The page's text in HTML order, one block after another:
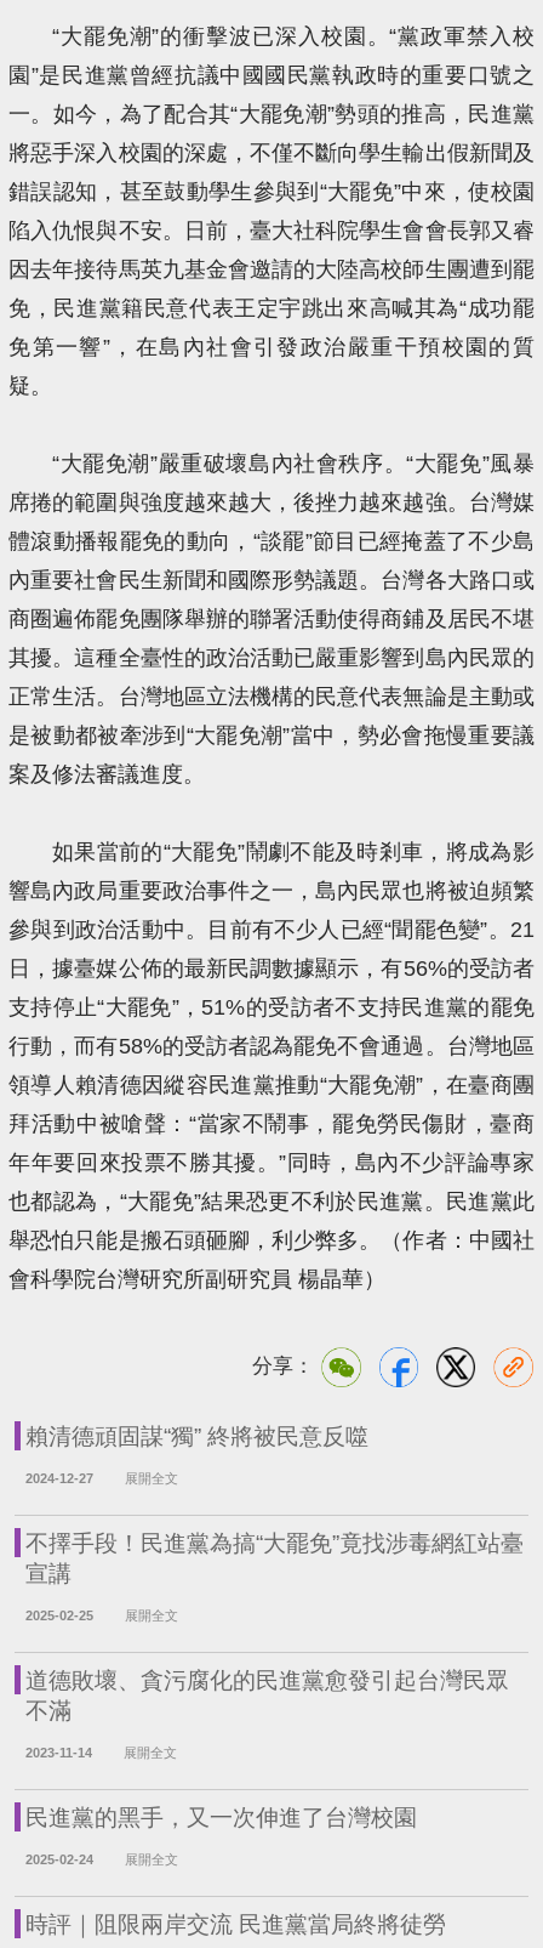
“大罷免潮”的衝擊波已深入校園。“黨政軍禁入校
園”是民進黨曾經抗議中國國民黨執政時的重要口號之
一。如今，為了配合其“大罷免潮”勢頭的推高，民進黨
將惡手深入校園的深處，不僅不斷向學生輸出假新聞及
錯誤認知，甚至鼓動學生參與到“大罷免”中來，使校園
陷入仇恨與不安。日前，臺大社科院學生會會長郭又睿
因去年接待馬英九基金會邀請的大陸高校師生團遭到罷
免，民進黨籍民意代表王定宇跳出來高喊其為“成功罷
免第一響”，在島內社會引發政治嚴重干預校園的質
疑。
“大罷免潮”嚴重破壞島內社會秩序。“大罷免”風暴
席捲的範圍與強度越來越大，後挫力越來越強。台灣媒
體滾動播報罷免的動向，“談罷”節目已經掩蓋了不少島
內重要社會民生新聞和國際形勢議題。台灣各大路口或
商圈遍佈罷免團隊舉辦的聯署活動使得商鋪及居民不堪
其擾。這種全臺性的政治活動已嚴重影響到島內民眾的
正常生活。台灣地區立法機構的民意代表無論是主動或
是被動都被牽涉到“大罷免潮”當中，勢必會拖慢重要議
案及修法審議進度。
如果當前的“大罷免”鬧劇不能及時剎車，將成為影
響島內政局重要政治事件之一，島內民眾也將被迫頻繁
參與到政治活動中。目前有不少人已經“聞罷色變”。21
日，據臺媒公佈的最新民調數據顯示，有56%的受訪者
支持停止“大罷免”，51%的受訪者不支持民進黨的罷免
行動，而有58%的受訪者認為罷免不會通過。台灣地區
領導人賴清德因縱容民進黨推動“大罷免潮”，在臺商團
拜活動中被嗆聲：“當家不鬧事，罷免勞民傷財，臺商
年年要回來投票不勝其擾。”同時，島內不少評論專家
也都認為，“大罷免”結果恐更不利於民進黨。民進黨此
舉恐怕只能是搬石頭砸腳，利少弊多。（作者：中國社
會科學院台灣研究所副研究員 楊晶華）
分享：
賴清德頑固謀“獨” 終將被民意反噬
2024-12-27 展開全文
不擇手段！民進黨為搞“大罷免”竟找涉毒網紅站臺
宣講
2025-02-25 展開全文
道德敗壞、貪污腐化的民進黨愈發引起台灣民眾
不滿
2023-11-14 展開全文
民進黨的黑手，又一次伸進了台灣校園
2025-02-24 展開全文
時評｜阻限兩岸交流 民進黨當局終將徒勞